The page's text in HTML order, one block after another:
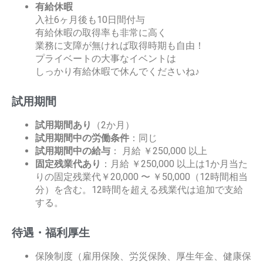
有給休暇
入社6ヶ月後も10日間付与
有給休暇の取得率も非常に高く
業務に支障が無ければ取得時期も自由！
プライベートの大事なイベントは
しっかり有給休暇で休んでくださいね♪
試用期間
試用期間あり
（2か月）
試用期間中の労働条件 ：同じ
試用期間中の給与 ： 月給 ￥250,000 以上
固定残業代あり ：月給 ￥250,000 以上は1か月当た
りの固定残業代￥20,000 〜 ￥50,000（12時間相当
分）を含む。12時間を超える残業代は追加で支給
する。
待遇・福利厚生
保険制度（雇用保険、労災保険、厚生年金、健康保